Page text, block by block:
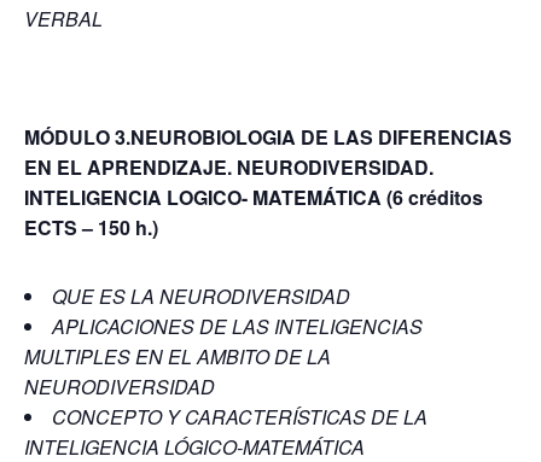
VERBAL
MÓDULO 3.NEUROBIOLOGIA DE LAS DIFERENCIAS
EN EL APRENDIZAJE. NEURODIVERSIDAD.
INTELIGENCIA LOGICO- MATEMÁTICA (6 créditos
ECTS – 150 h.)
QUE ES LA NEURODIVERSIDAD
APLICACIONES DE LAS INTELIGENCIAS
MULTIPLES EN EL AMBITO DE LA
NEURODIVERSIDAD
CONCEPTO Y CARACTERÍSTICAS DE LA
INTELIGENCIA LÓGICO-MATEMÁTICA